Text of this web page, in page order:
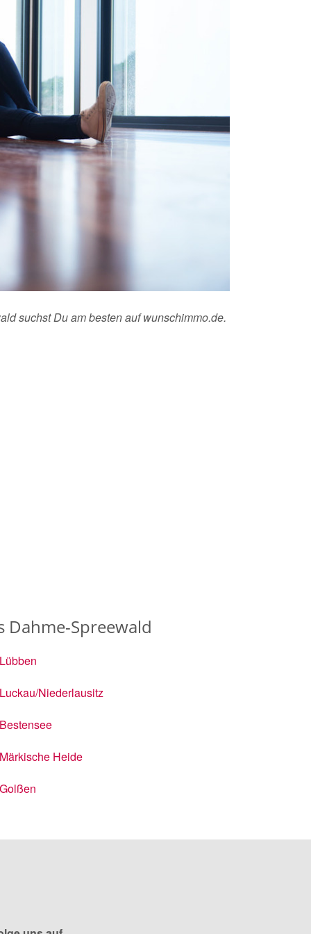
suchst Du am besten auf wunschimmo.de.
Spreewald
Lübben
Luckau/Niederlausitz
Bestensee
Märkische Heide
Golßen